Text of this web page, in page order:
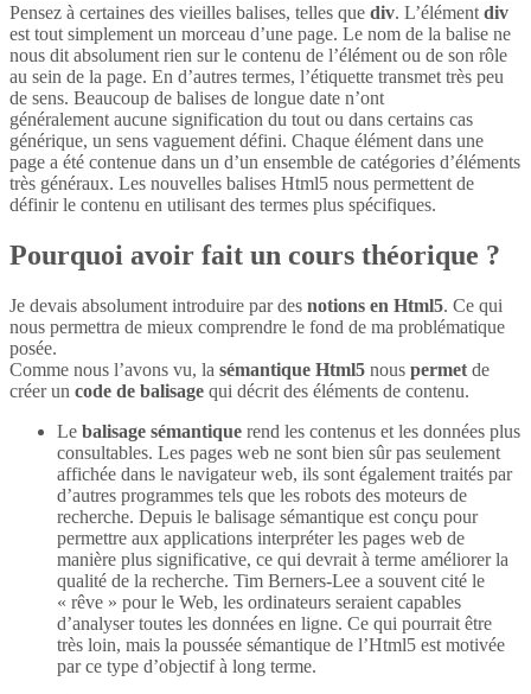
Pensez à certaines des vieilles balises, telles que div. L’élément div
est tout simplement un morceau d’une page. Le nom de la balise ne
nous dit absolument rien sur le contenu de l’élément ou de son rôle
au sein de la page. En d’autres termes, l’étiquette transmet très peu
de sens. Beaucoup de balises de longue date n’ont
généralement aucune signification du tout ou dans certains cas
générique, un sens vaguement défini. Chaque élément dans une
page a été contenue dans un d’un ensemble de catégories d’éléments
très généraux. Les nouvelles balises Html5 nous permettent de
définir le contenu en utilisant des termes plus spécifiques.
Pourquoi avoir fait un cours théorique ?
Je devais absolument introduire par des notions en Html5. Ce qui
nous permettra de mieux comprendre le fond de ma problématique
posée.
Comme nous l’avons vu, la sémantique Html5 nous permet de
créer un code de balisage qui décrit des éléments de contenu.
Le balisage sémantique rend les contenus et les données plus
consultables. Les pages web ne sont bien sûr pas seulement
affichée dans le navigateur web, ils sont également traités par
d’autres programmes tels que les robots des moteurs de
recherche. Depuis le balisage sémantique est conçu pour
permettre aux applications interpréter les pages web de
manière plus significative, ce qui devrait à terme améliorer la
qualité de la recherche. Tim Berners-Lee a souvent cité le
« rêve » pour le Web, les ordinateurs seraient capables
d’analyser toutes les données en ligne. Ce qui pourrait être
très loin, mais la poussée sémantique de l’Html5 est motivée
par ce type d’objectif à long terme.